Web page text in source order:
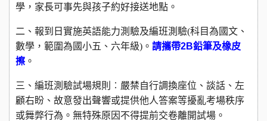
學，家長可事先與孩子約好接送地點。
二、報到日實施英語能力測驗及編班測驗(科目為國文、
數學，範圍為國小五、六年級)。 請攜帶2B鉛筆及橡皮
擦。
三、編班測驗試場規則︰嚴禁自行調換座位、談話、左
顧右盼、故意發出聲響或提供他人答案等擾亂考場秩序
或舞弊行為。無特殊原因不得提前交卷離開試場。